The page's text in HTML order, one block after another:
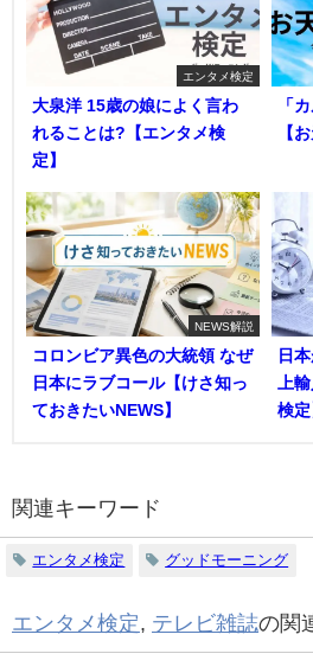
エンタメ検定
大泉洋 15歳の娘によく言わ
れることは?【エンタメ検
定】
「
【
NEWS解説
コロンビア異色の大統領 なぜ
日本にラブコール【けさ知っ
ておきたいNEWS】
日
上
検定
関連キーワード
エンタメ検定 グッドモーニング
エンタメ検定, テレビ雑誌の関